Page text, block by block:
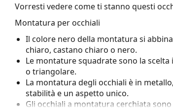
Vorresti vedere come ti stanno questi
Montatura per occhiali
Il colore nero della montatura si
chiaro, castano chiaro o nero.
Le montature squadrate sono la
o triangolare.
La montatura degli occhiali è in
stabilità e un aspetto unico.
Gli occhiali a montatura cerchiata